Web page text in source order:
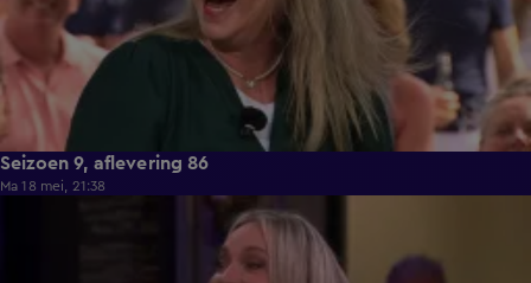
Seizoen 9, aflevering 86
Ma 18 mei, 21:38